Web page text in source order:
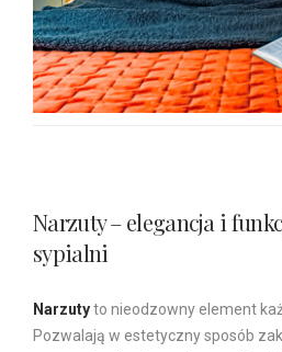
Narzuty – elegancja i
sypialni
Narzutyto nieodzowny element
Pozwalają w estetyczny sposób